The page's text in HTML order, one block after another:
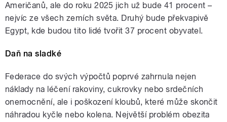
Američanů, ale do roku 2025 jich už bude 41 procent –
nejvíc ze všech zemích světa. Druhý bude překvapivě
Egypt, kde budou tito lidé tvořit 37 procent obyvatel.
Daň na sladké
Federace do svých výpočtů poprvé zahrnula nejen
náklady na léčení rakoviny, cukrovky nebo srdečních
onemocnění, ale i poškození kloubů, které může skončit
náhradou kyčle nebo kolena. Největší problém obezita